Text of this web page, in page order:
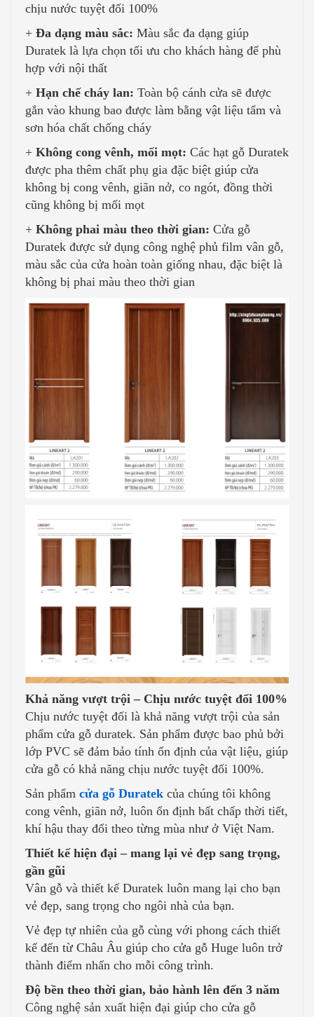
chịu nước tuyệt đối 100%
+ Đa dạng màu sắc: Màu sắc đa dạng giúp
Duratek là lựa chọn tối ưu cho khách hàng để phù
hợp với nội thất
+ Hạn chế cháy lan: Toàn bộ cánh cửa sẽ được
gắn vào khung bao được làm bằng vật liệu tẩm và
sơn hóa chất chống cháy
+ Không cong vênh, mối mọt: Các hạt gỗ Duratek
được pha thêm chất phụ gia đặc biệt giúp cửa
không bị cong vênh, giãn nở, co ngót, đồng thời
cũng không bị mối mọt
+ Không phai màu theo thời gian: Cửa gỗ
Duratek được sử dụng công nghệ phủ film vân gỗ,
màu sắc của cửa hoàn toàn giống nhau, đặc biệt là
không bị phai màu theo thời gian
Khả năng vượt trội – Chịu nước tuyệt đối 100%
Chịu nước tuyệt đối là khả năng vượt trội của sản
phẩm cửa gỗ duratek. Sản phẩm được bao phủ bởi
lớp PVC sẽ đảm bảo tính ổn định của vật liệu, giúp
cửa gỗ có khả năng chịu nước tuyệt đối 100%.
Sản phẩm cửa gỗ Duratek của chúng tôi không
cong vênh, giãn nở, luôn ổn định bất chấp thời tiết,
khí hậu thay đổi theo từng mùa như ở Việt Nam.
Thiết kế hiện đại – mang lại vẻ đẹp sang trọng,
gần gũi
Vân gỗ và thiết kế Duratek luôn mang lại cho bạn
vẻ đẹp, sang trọng cho ngôi nhà của bạn.
Vẻ đẹp tự nhiên của gỗ cùng với phong cách thiết
kế đến từ Châu Âu giúp cho cửa gỗ Huge luôn trở
thành điểm nhấn cho mỗi công trình.
Độ bền theo thời gian, bảo hành lên đến 3 năm
Công nghệ sản xuất hiện đại giúp cho cửa gỗ